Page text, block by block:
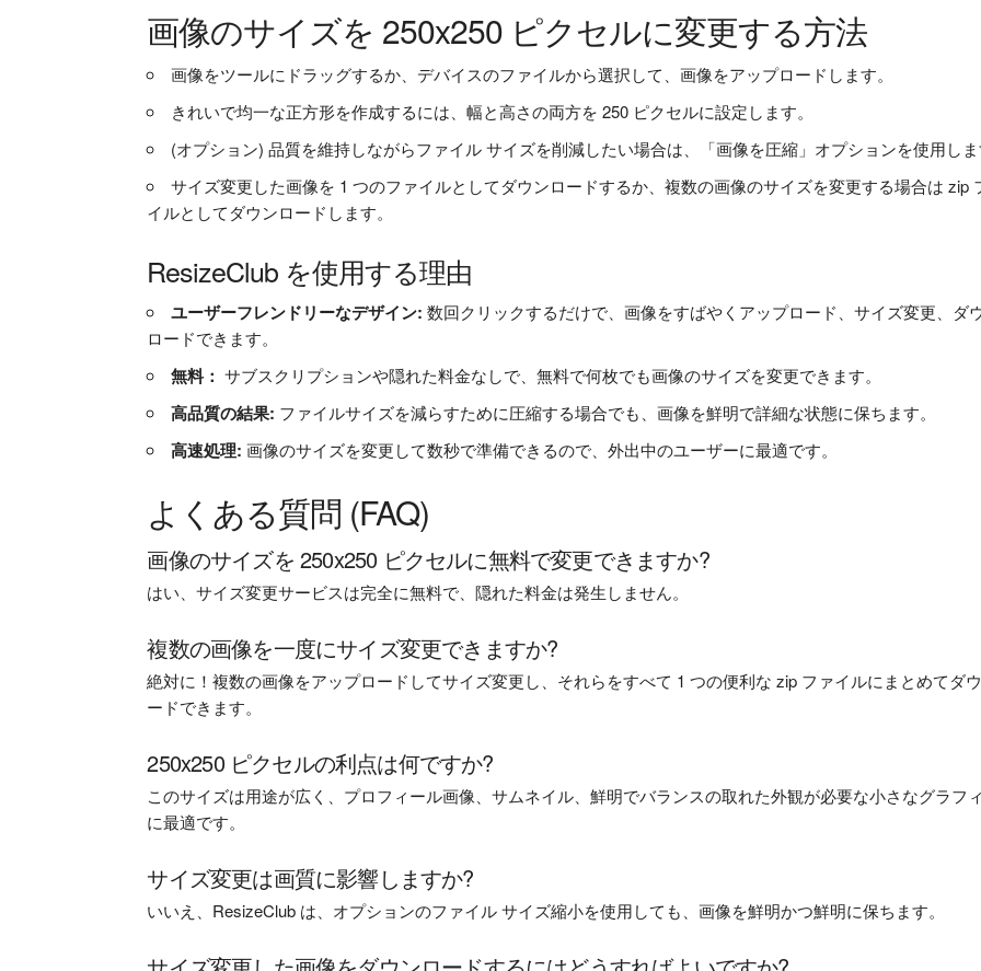
画像のサイズを 250x250 ピクセルに変更する方法
画像をツールにドラッグするか、デバイスのファイルから選択して、画像をアップロードします。
きれいで均一な正方形を作成するには、幅と高さの両方を 250 ピクセルに設定します。
(オプション) 品質を維持しながらファイル サイズを削減したい場合は、「画像を圧縮」オプションを使用しま
サイズ変更した画像を 1 つのファイルとしてダウンロードするか、複数の画像のサイズを変更する場合は zip
イルとしてダウンロードします。
ResizeClub を使用する理由
ユーザーフレンドリーなデザイン:数回クリックするだけで、画像をすばやくアップロード、サイズ変更、ダ
ロードできます。
無料：サブスクリプションや隠れた料金なしで、無料で何枚でも画像のサイズを変更できます。
高品質の結果: ファイルサイズを減らすために圧縮する場合でも、画像を鮮明で詳細な状態に保ちます。
高速処理:画像のサイズを変更して数秒で準備できるので、外出中のユーザーに最適です。
よくある質問 (FAQ)
画像のサイズを 250x250 ピクセルに無料で変更できますか?
はい、サイズ変更サービスは完全に無料で、隠れた料金は発生しません。
複数の画像を一度にサイズ変更できますか?
絶対に！複数の画像をアップロードしてサイズ変更し、それらをすべて 1 つの便利な zip ファイルにまとめてダ
ードできます。
250x250 ピクセルの利点は何ですか?
このサイズは用途が広く、プロフィール画像、サムネイル、鮮明でバランスの取れた外観が必要な小さなグラフ
に最適です。
サイズ変更は画質に影響しますか?
いいえ、ResizeClub は、オプションのファイル サイズ縮小を使用しても、画像を鮮明かつ鮮明に保ちます。